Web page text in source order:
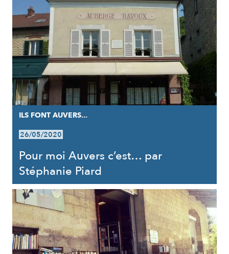
ILS FONT AUVERS...
26/05/2020
Pour moi Auvers c’est… par
Stéphanie Piard